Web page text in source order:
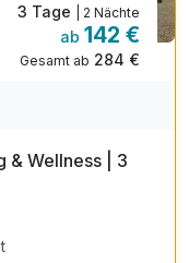
3 Tage | 2 Nächte
ab 142 €
Gesamt ab 284 €
& Wellness | 3